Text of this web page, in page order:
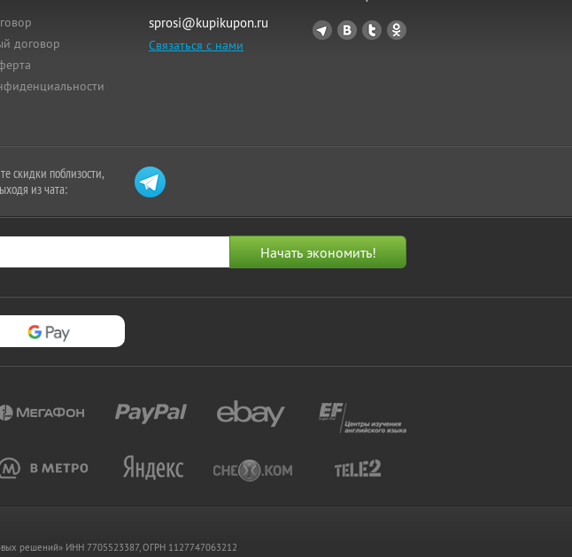
договор
sprosi@kupikupon.ru
Связаться с нами
скидки поблизости,
из чата:
решений» ИНН 7705523387, ОГРН 1127747063212